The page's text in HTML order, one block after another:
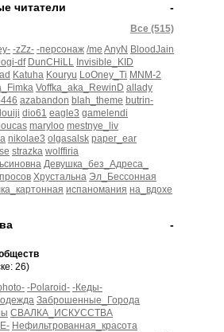
-
читатели
Все (515)
-zZz- -персонаж /me AnyN BloodJain
df DunCHiLL Invisible_KID
Katuha Kouryu LoOney_Ti MNM-2
Voffka_aka_RewinD allady
azabandon blah_theme butrin-
dio61 eagle3 gamelendi
loucas maryloo mestnye_liv
nikolae3 olgasalsk paper_ear
strazka wolffiria
Девушка_без_Адреса_
Хрустальна Эл_Бессонная
испаномания на_вдохе
-
26)
-Polaroid- -Кеды-
Заброшенные_Города
СВАЛКА_ИСКУССТВА
Нефильтрованная_красота